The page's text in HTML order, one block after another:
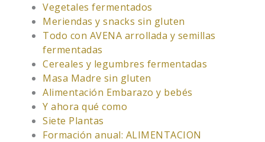
Vegetales fermentados
Meriendas y snacks sin gluten
Todo con AVENA arrollada y semillas
fermentadas
Cereales y legumbres fermentadas
Masa Madre sin gluten
Alimentación Embarazo y bebés
Y ahora qué como
Siete Plantas
Formación anual: ALIMENTACION